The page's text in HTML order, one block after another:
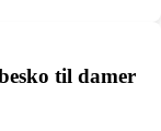
til damer